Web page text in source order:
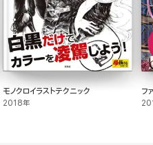
モノクロイラストテクニック
2018年
フ